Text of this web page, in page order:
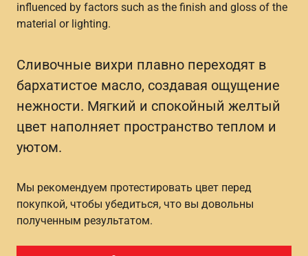
influenced by factors such as the finish and gloss of the
material or lighting.
Сливочные вихри плавно переходят в
бархатистое масло, создавая ощущение
нежности. Мягкий и спокойный желтый
цвет наполняет пространство теплом и
уютом.
Мы рекомендуем протестировать цвет перед
покупкой, чтобы убедиться, что вы довольны
полученным результатом.